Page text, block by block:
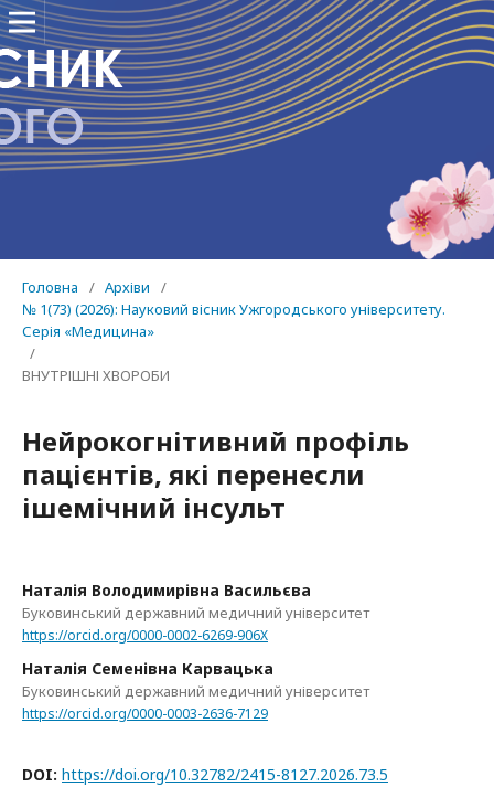
Головна / Архіви
/
№ 1(73) (2026): Науковий вісник Ужгородського університету.
Серія «Медицина»
/
ВНУТРІШНІ ХВОРОБИ
Нейрокогнітивний профіль
пацієнтів, які перенесли
ішемічний інсульт
Наталія Володимирівна Васильєва
Буковинський державний медичний університет
https://orcid.org/0000-0002-6269-906X
Наталія Семенівна Карвацька
Буковинський державний медичний університет
https://orcid.org/0000-0003-2636-7129
DOI: https://doi.org/10.32782/2415-8127.2026.73.5